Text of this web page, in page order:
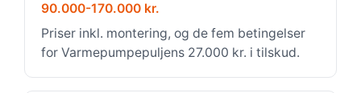
90.000-170.000 kr.
Priser inkl. montering, og de fem betingelser
for Varmepumpepuljens 27.000 kr. i tilskud.